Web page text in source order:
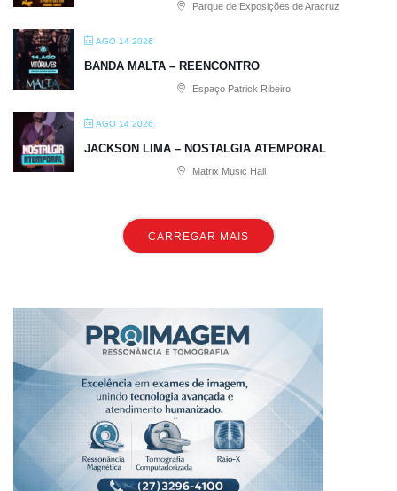
Parque de Exposições de Aracruz
AGO 14 2026
BANDA MALTA – REENCONTRO
Espaço Patrick Ribeiro
AGO 14 2026
JACKSON LIMA – NOSTALGIA ATEMPORAL
Matrix Music Hall
CARREGAR MAIS